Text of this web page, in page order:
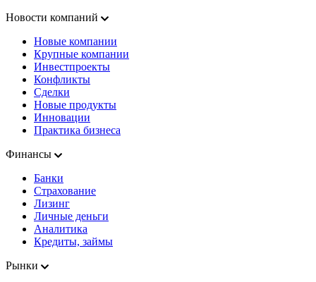
Новости компаний
Новые компании
Крупные компании
Инвестпроекты
Конфликты
Сделки
Новые продукты
Инновации
Практика бизнеса
Финансы
Банки
Страхование
Лизинг
Личные деньги
Аналитика
Кредиты, займы
Рынки